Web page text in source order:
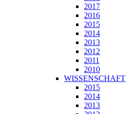
2017
2016
2015
2014
2013
2012
2011
2010
WISSENSCHAFT
2015
2014
2013